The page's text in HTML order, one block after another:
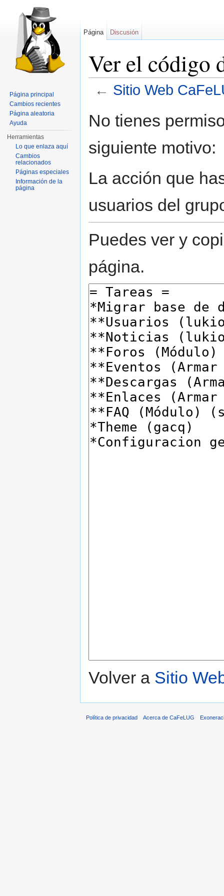
Ver el código
← Sitio Web
No tienes
siguiente motivo:
La acción que
usuarios del
Puedes ver y
página.
Volver a Sitio
Página Discusión
Página principal
Cambios recientes
Página aleatoria
Ayuda
Herramientas
Lo que enlaza aquí
Cambios
relacionados
Páginas especiales
Información de la
página
Política de privacidad Acerca de CaFeLUG